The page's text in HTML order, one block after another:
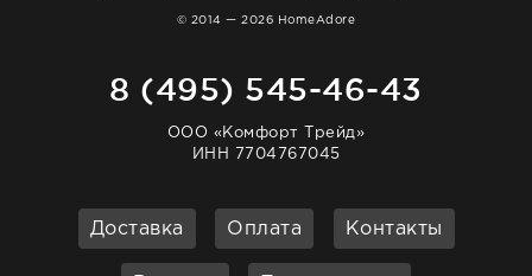
© 2014 — 2026 HomeAdore
8 (495) 545-46-43
ООО «Комфорт Трейд»
ИНН 7704767045
Доставка Оплата Контакты